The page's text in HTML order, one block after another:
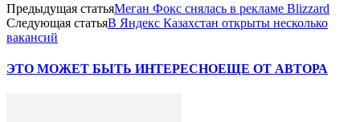
Предыдущая статьяМеган Фокс снялась в рекламе Blizzard
Следующая статьяВ Яндекс Казахстан открыты несколько
вакансий
ЭТО МОЖЕТ БЫТЬ ИНТЕРЕСНОЕЩЕ ОТ АВТОРА